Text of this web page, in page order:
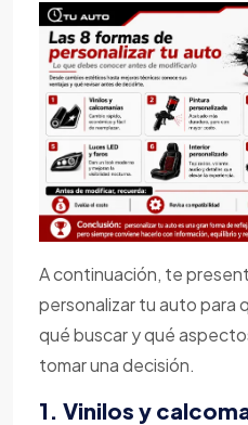
A continuación, te
personalizar tu auto para
qué buscar y qué
tomar una decisión.
1. Vinilos y